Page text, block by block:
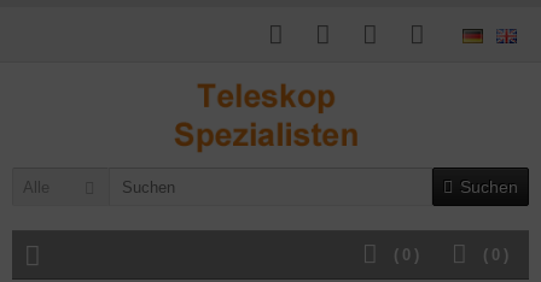
Alle Suchen
( 0 )
( 0 )